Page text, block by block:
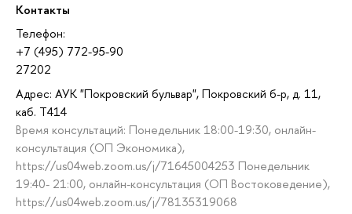
Контакты
Телефон:
+7 (495) 772-95-90
27202
Адрес: АУК "Покровский бульвар", Покровский б-р, д. 11,
каб. T414
Время консультаций: Понедельник 18:00-19:30, онлайн-
консультация (ОП Экономика),
https://us04web.zoom.us/j/71645004253 Понедельник
19:40- 21:00, онлайн-консультация (ОП Востоковедение),
https://us04web.zoom.us/j/78135319068